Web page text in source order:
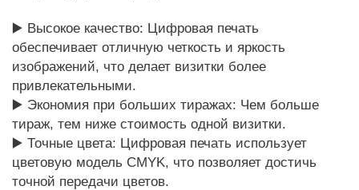
▶️ Высокое качество: Цифровая печать
обеспечивает отличную четкость и яркость
изображений, что делает визитки более
привлекательными.
▶️ Экономия при больших тиражах: Чем больше
тираж, тем ниже стоимость одной визитки.
▶️ Точные цвета: Цифровая печать использует
цветовую модель CMYK, что позволяет достичь
точной передачи цветов.